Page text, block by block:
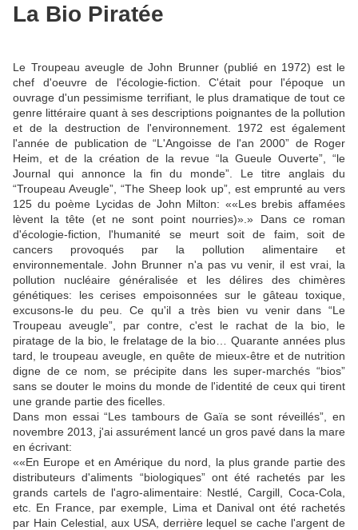
La Bio Piratée
Le Troupeau aveugle de John Brunner (publié en 1972) est le
chef d'oeuvre de l'écologie-fiction. C'était pour l'époque un
ouvrage d'un pessimisme terrifiant, le plus dramatique de tout ce
genre littéraire quant à ses descriptions poignantes de la pollution
et de la destruction de l'environnement. 1972 est également
l'année de publication de “L'Angoisse de l'an 2000” de Roger
Heim, et de la création de la revue “la Gueule Ouverte”, “le
Journal qui annonce la fin du monde”. Le titre anglais du
“Troupeau Aveugle”, “The Sheep look up”, est emprunté au vers
125 du poème Lycidas de John Milton:
«Les brebis affamées
lèvent la tête (et ne sont point nourries)».
Dans ce roman
d'écologie-fiction, l'humanité se meurt soit de faim, soit de
cancers provoqués par la pollution alimentaire et
environnementale. John Brunner n'a pas vu venir, il est vrai, la
pollution nucléaire généralisée et les délires des chimères
génétiques: les cerises empoisonnées sur le gâteau toxique,
excusons-le du peu. Ce qu'il a très bien vu venir dans “Le
Troupeau aveugle”, par contre, c'est le rachat de la bio, le
piratage de la bio, le frelatage de la bio… Quarante années plus
tard, le troupeau aveugle, en quête de mieux-être et de nutrition
digne de ce nom, se précipite dans les super-marchés “bios”
sans se douter le moins du monde de l'identité de ceux qui tirent
une grande partie des ficelles.
Dans mon essai “Les tambours de Gaïa se sont réveillés”, en
novembre 2013, j'ai assurément lancé un gros pavé dans la mare
en écrivant:
«En Europe et en Amérique du nord, la plus grande partie des
distributeurs d'aliments “biologiques” ont été rachetés par les
grands cartels de l'agro-alimentaire: Nestlé, Cargill, Coca-Cola,
etc. En France, par exemple, Lima et Danival ont été rachetés
par Hain Celestial, aux USA, derrière lequel se cache l'argent de